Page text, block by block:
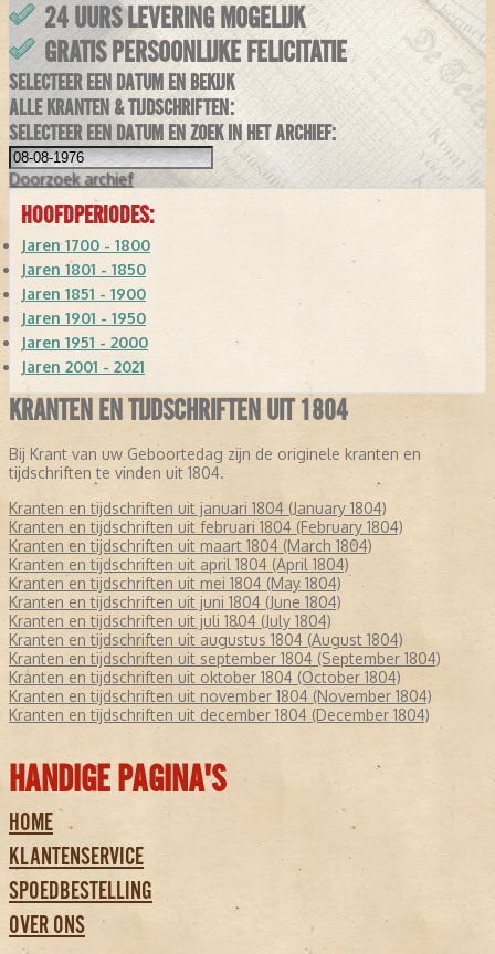
24 UURS LEVERING MOGELIJK
GRATIS PERSOONLIJKE FELICITATIE
SELECTEER EEN DATUM EN BEKIJK
ALLE KRANTEN & TIJDSCHRIFTEN:
SELECTEER EEN DATUM EN ZOEK IN HET ARCHIEF:
Doorzoek archief
HOOFDPERIODES:
Jaren 1700 - 1800
Jaren 1801 - 1850
Jaren 1851 - 1900
Jaren 1901 - 1950
Jaren 1951 - 2000
Jaren 2001 - 2021
KRANTEN EN TIJDSCHRIFTEN UIT 1804
Bij Krant van uw Geboortedag zijn de originele kranten en
tijdschriften te vinden uit 1804.
Kranten en tijdschriften uit januari 1804 (January 1804)
Kranten en tijdschriften uit februari 1804 (February 1804)
Kranten en tijdschriften uit maart 1804 (March 1804)
Kranten en tijdschriften uit april 1804 (April 1804)
Kranten en tijdschriften uit mei 1804 (May 1804)
Kranten en tijdschriften uit juni 1804 (June 1804)
Kranten en tijdschriften uit juli 1804 (July 1804)
Kranten en tijdschriften uit augustus 1804 (August 1804)
Kranten en tijdschriften uit september 1804 (September 1804)
Kranten en tijdschriften uit oktober 1804 (October 1804)
Kranten en tijdschriften uit november 1804 (November 1804)
Kranten en tijdschriften uit december 1804 (December 1804)
HANDIGE PAGINA'S
HOME
KLANTENSERVICE
SPOEDBESTELLING
OVER ONS